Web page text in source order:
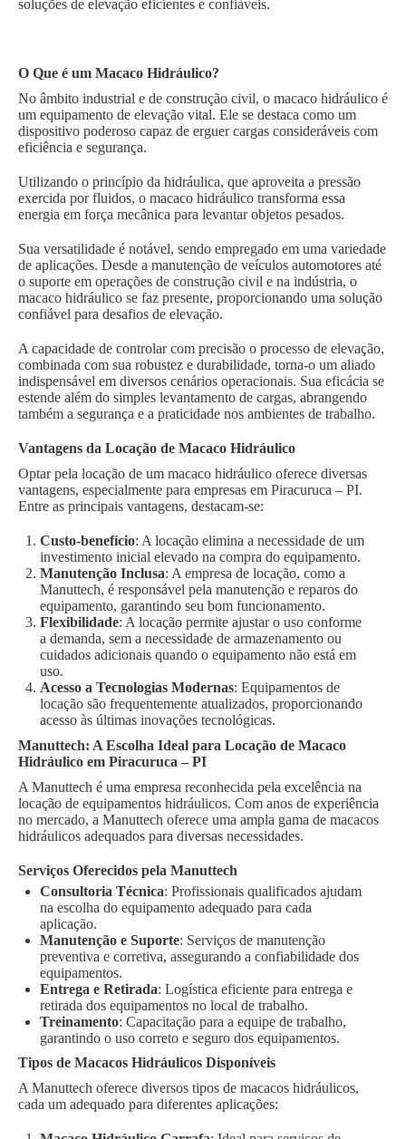
soluções de elevação eficientes e confiáveis.
O Que é um Macaco Hidráulico?
No âmbito industrial e de construção civil, o macaco hidráulico é
um equipamento de elevação vital. Ele se destaca como um
dispositivo poderoso capaz de erguer cargas consideráveis com
eficiência e segurança.
Utilizando o princípio da hidráulica, que aproveita a pressão
exercida por fluidos, o macaco hidráulico transforma essa
energia em força mecânica para levantar objetos pesados.
Sua versatilidade é notável, sendo empregado em uma variedade
de aplicações. Desde a manutenção de veículos automotores até
o suporte em operações de construção civil e na indústria, o
macaco hidráulico se faz presente, proporcionando uma solução
confiável para desafios de elevação.
A capacidade de controlar com precisão o processo de elevação,
combinada com sua robustez e durabilidade, torna-o um aliado
indispensável em diversos cenários operacionais. Sua eficácia se
estende além do simples levantamento de cargas, abrangendo
também a segurança e a praticidade nos ambientes de trabalho.
Vantagens da Locação de Macaco Hidráulico
Optar pela locação de um macaco hidráulico oferece diversas
vantagens, especialmente para empresas em Piracuruca – PI.
Entre as principais vantagens, destacam-se:
Custo-benefício: A locação elimina a necessidade de um
investimento inicial elevado na compra do equipamento.
Manutenção Inclusa: A empresa de locação, como a
Manuttech, é responsável pela manutenção e reparos do
equipamento, garantindo seu bom funcionamento.
Flexibilidade: A locação permite ajustar o uso conforme
a demanda, sem a necessidade de armazenamento ou
cuidados adicionais quando o equipamento não está em
uso.
Acesso a Tecnologias Modernas: Equipamentos de
locação são frequentemente atualizados, proporcionando
acesso às últimas inovações tecnológicas.
Manuttech: A Escolha Ideal para Locação de Macaco
Hidráulico em Piracuruca – PI
A Manuttech é uma empresa reconhecida pela excelência na
locação de equipamentos hidráulicos. Com anos de experiência
no mercado, a Manuttech oferece uma ampla gama de macacos
hidráulicos adequados para diversas necessidades.
Serviços Oferecidos pela Manuttech
Consultoria Técnica: Profissionais qualificados ajudam
na escolha do equipamento adequado para cada
aplicação.
Manutenção e Suporte: Serviços de manutenção
preventiva e corretiva, assegurando a confiabilidade dos
equipamentos.
Entrega e Retirada: Logística eficiente para entrega e
retirada dos equipamentos no local de trabalho.
Treinamento: Capacitação para a equipe de trabalho,
garantindo o uso correto e seguro dos equipamentos.
Tipos de Macacos Hidráulicos Disponíveis
A Manuttech oferece diversos tipos de macacos hidráulicos,
cada um adequado para diferentes aplicações: